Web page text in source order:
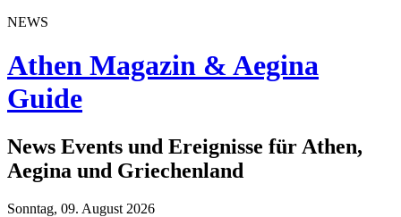
NEWS
Athen Magazin & Aegina
Guide
News Events und Ereignisse für Athen,
Aegina und Griechenland
Sonntag, 09. August 2026